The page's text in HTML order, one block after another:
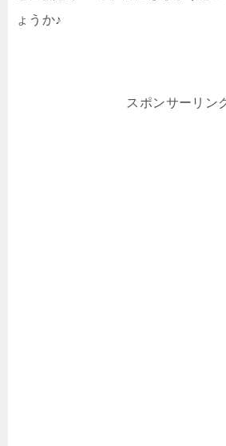
ょうか♪
スポンサーリン